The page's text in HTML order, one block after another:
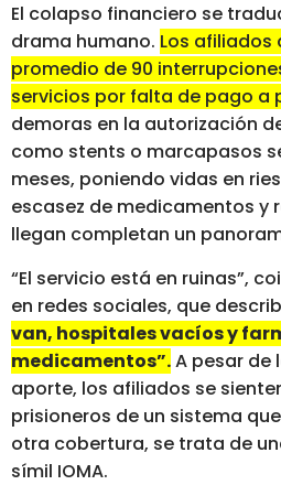
El colapso financiero se
drama humano. Los afiliados
promedio de 90
servicios por falta de pago a
demoras en la autorización
como stents o marcapasos
meses, poniendo vidas en
escasez de medicamentos y
llegan completan un
“El servicio está en ruinas”,
en redes sociales, que
van, hospitales vacíos y
medicamentos”.A pesar de
aporte, los afiliados se
prisioneros de un sistema
otra cobertura, se trata de
símil IOMA.